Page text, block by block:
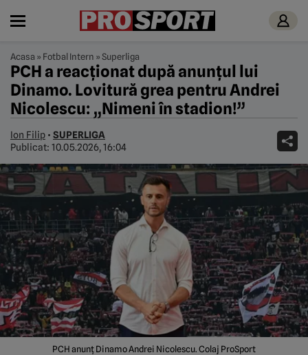
Acasa » Fotbal Intern »Superliga
PCH a reacționat după anunțul lui
Dinamo. Lovitură grea pentru Andrei
Nicolescu: „Nimeni în stadion!”
Ion Filip • SUPERLIGA
Publicat: 10.05.2026, 16:04
PCH anunț Dinamo Andrei Nicolescu. Colaj ProSport